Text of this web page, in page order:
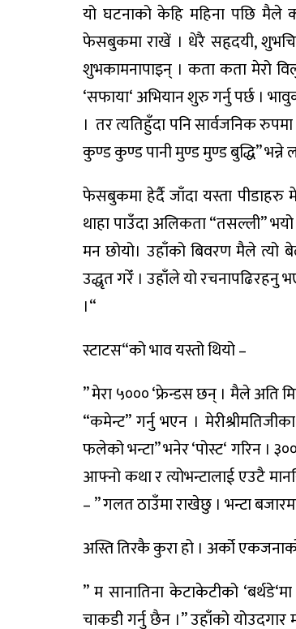
यो घटनाको केहि महिना पछि मैले
फेसबुकमाराखें । धेरै सहृदयी,
शुभकामनापाइन् । कताकतामेरो
‘सफाया‘अभियानशुरुगर्नुपर्छ ।
। तरत्यतिहुँदापनिसार्वजनिकरुपमा
कुण्डकुण्डपानीमुण्डमुण्डबुद्धि”भन्ने
फेसबुकमाहेर्दैजाँदायस्ता पीडाहरु
थाहापाउँदाअलिकता“तसल्ली”भयो
मनछोयो। उहाँकोबिवरणमैलेत्यो
उद्धृतगरेँ । उहाँलेयोरचनापढिरहनु
।“
स्टाटस“कोभावयस्तोथियो–
”मेरा५०००‘फ्रेन्डसछन् । मैलेअति
“कमेन्ट”गर्नुभएन । मेरीश्रीमतिजीका
फलेकोभन्टा”भनेर‘पोस्ट‘गरिन । ३००
आफ्नोकथारत्योभन्टालाईएउटै
– ”गलतठाउँमाराखेछु । भन्टा
अस्तितिरकैकुराहो । अर्को
”म सानातिना केटाकेटीको‘बर्थडे‘मा
चाकडीगर्नुछैन ।”उहाँकोयोउदगार